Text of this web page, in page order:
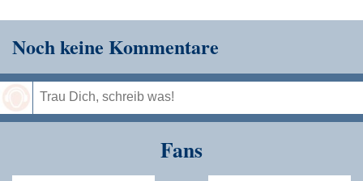
Noch keine Kommentare
Fans